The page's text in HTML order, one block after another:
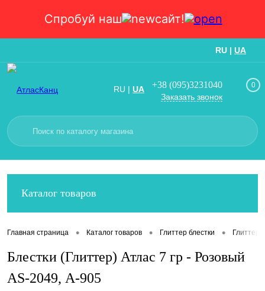
Спробуй наш сайт!
RU | UA
RU | UA +38 (095)3231040
Заказать звонок
0
Каталог товаров
Главная страница • Каталог товаров • Глиттер блестки • Глиттер
Блестки (Глиттер) Атлас 7 гр - Розовый
AS-2049, А-905